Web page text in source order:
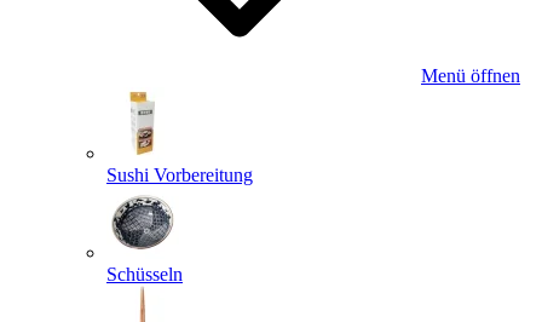
Menü öffnen
Sushi Vorbereitung
Schüsseln